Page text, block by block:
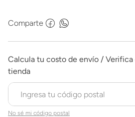
Comparte
No sé mi código postal